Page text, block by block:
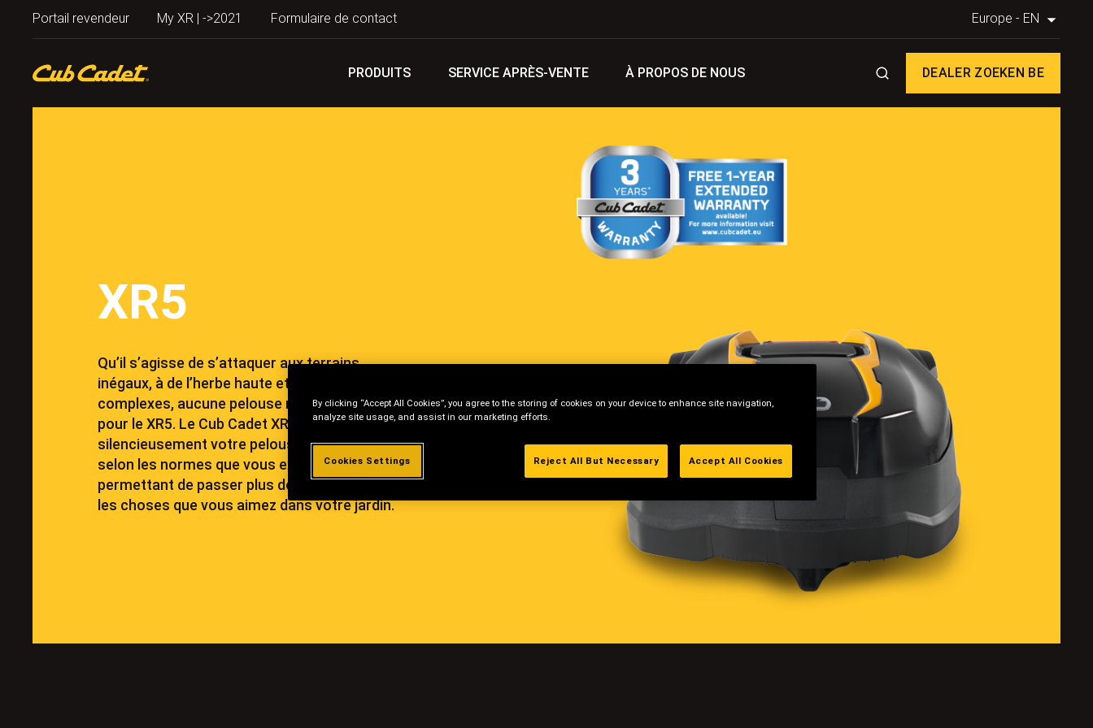
Portail revendeur My XR | ->2021 Formulaire de contact Europe - EN
PRODUITS SERVICE APRÈS-VENTE À PROPOS DE NOUS DEALER ZOEKEN BE
XR5
Qu’il s’agisse de s’attaquer aux terrains
inégaux, à de l’herbe haute et aux bords
complexes, aucune pelouse n’est trop difficile
pour le XR5. Le Cub Cadet XR5 tond
silencieusement votre pelouse, la coupant
selon les normes que vous exigez et vous
permettant de passer plus de temps à faire
les choses que vous aimez dans votre jardin.
By clicking “Accept All Cookies”, you agree to the storing of cookies on your device to enhance site navigation,
analyze site usage, and assist in our marketing efforts.
Cookies Settings Reject All But Necessary Accept All Cookies